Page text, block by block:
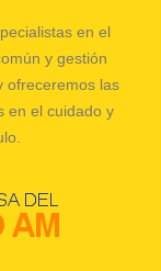
en el
y gestión
ofreceremos las
en el cuidado y